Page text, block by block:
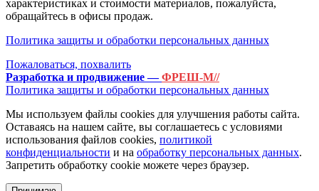
характеристиках и стоимости материалов, пожалуйста,
обращайтесь в офисы продаж.
Политика защиты и обработки персональных данных
Пожаловаться, похвалить
Разработка и продвижение —ФРЕШ-М//
Политика защиты и обработки персональных данных
Мы используем файлы cookies для улучшения работы сайта.
Оставаясь на нашем сайте, вы соглашаетесь с условиями
использования файлов cookies, политикой
конфиденциальности и на обработку персональных данных.
Запретить обработку cookie можете через браузер.